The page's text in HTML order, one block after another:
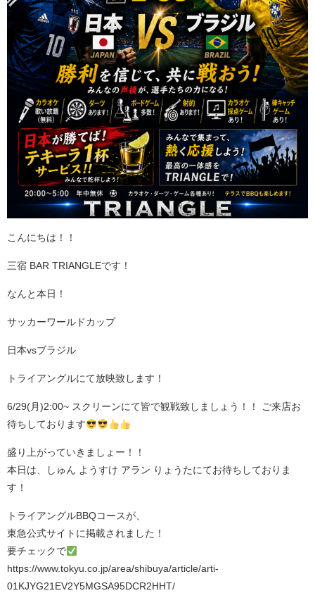
こんにちは！！
三宿 BAR TRIANGLEです！ ⁡
なんと本日！
サッカーワールドカップ
日本vsブラジル
トライアングルにて放映致します！
6/29(月)2:00~ スクリーンにて皆で観戦致しましょう！！ ご来店お
待ちしております
盛り上がっていきましょー！！
⁡本日は、しゅん ようすけ アラン りょうたにてお待ちしておりま
す！
トライアングルBBQコースが、
東急公式サイトに掲載されました！
要チェックで
https://www.tokyu.co.jp/area/shibuya/article/arti-
01KJYG21EV2Y5MGSA95DCR2HHT/⁡